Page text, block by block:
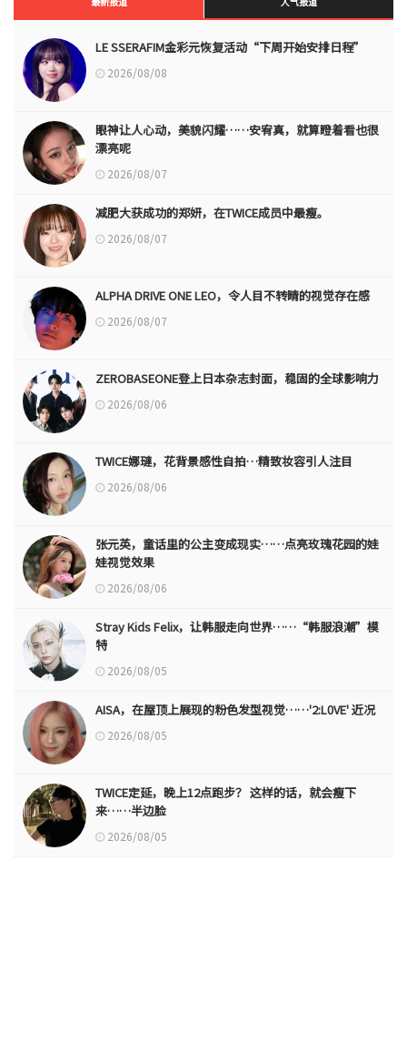
LE SSERAFIM金彩元恢复活动“下周开始安排日程”
2026/08/08
眼神让人心动，美貌闪耀……安宥真，就算瞪着看也很
漂亮呢
2026/08/07
减肥大获成功的郑妍，在TWICE成员中最瘦。
2026/08/07
ALPHA DRIVE ONE LEO，令人目不转睛的视觉存在感
2026/08/07
ZEROBASEONE登上日本杂志封面，稳固的全球影响力
2026/08/06
TWICE娜璉，花背景感性自拍…精致妆容引人注目
2026/08/06
张元英，童话里的公主变成现实……点亮玫瑰花园的娃
娃视觉效果
2026/08/06
Stray Kids Felix，让韩服走向世界……“韩服浪潮”模
特
2026/08/05
AISA，在屋顶上展现的粉色发型视觉……'2:L0VE' 近况
2026/08/05
TWICE定延，晚上12点跑步？ 这样的话，就会瘦下
来……半边脸
2026/08/05